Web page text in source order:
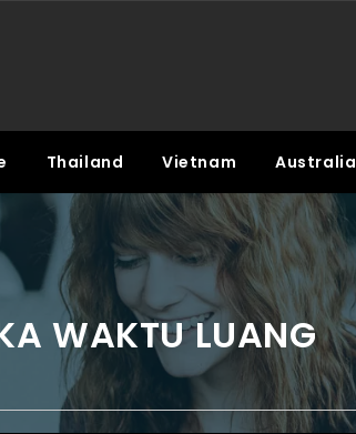
Thailand Vietnam Australia
WAKTU LUANG